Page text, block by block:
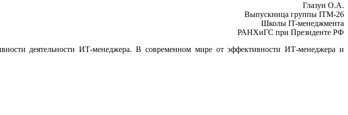
Глазун О.А.
Выпускница группы ITM-26
Школы IT-менеджмента
РАНХиГС при Президенте РФ
деятельности ИТ-менеджера. В современном мире от эффективности ИТ-менеджера и